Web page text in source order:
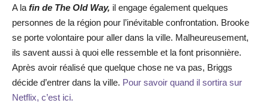
A la fin de The Old Way, il engage également quelques
personnes de la région pour l’inévitable confrontation. Brooke
se porte volontaire pour aller dans la ville. Malheureusement,
ils savent aussi à quoi elle ressemble et la font prisonnière.
Après avoir réalisé que quelque chose ne va pas, Briggs
décide d’entrer dans la ville. Pour savoir quand il sortira sur
Netflix, c’est ici.